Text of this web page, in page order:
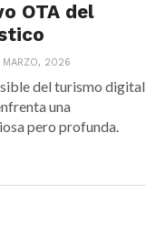
OTA del
MARZO, 2026
del turismo digital
una
pero profunda.